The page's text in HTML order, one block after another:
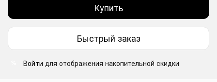
Купить
Быстрый заказ
Войти для отображения накопительной скидки